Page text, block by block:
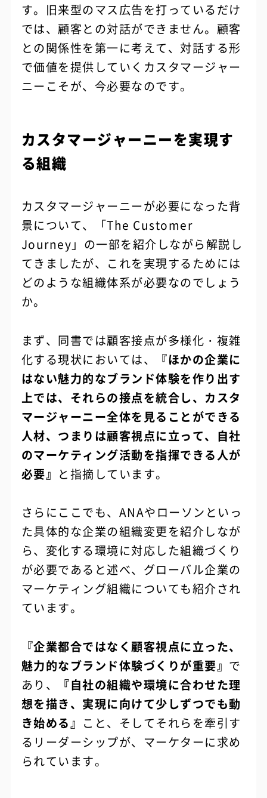
す。旧来型のマス広告を打っているだけ
では、顧客との対話ができません。顧客
との関係性を第一に考えて、対話する形
で価値を提供していくカスタマージャー
ニーこそが、今必要なのです。
カスタマージャーニーを実現す
る組織
カスタマージャーニーが必要になった背
景について、「The Customer
Journey」の一部を紹介しながら解説し
てきましたが、これを実現するためには
どのような組織体系が必要なのでしょう
か。
まず、同書では顧客接点が多様化・複雑
化する現状においては、
『ほかの企業に
はない魅力的なブランド体験を作り出す
上では、それらの接点を統合し、カスタ
マージャーニー全体を見ることができる
人材、つまりは顧客視点に立って、自社
のマーケティング活動を指揮できる人が
必要』 と指摘しています。
さらにここでも、ANAやローソンといっ
た具体的な企業の組織変更を紹介しなが
ら、変化する環境に対応した組織づくり
が必要であると述べ、グローバル企業の
マーケティング組織についても紹介され
ています。
『企業都合ではなく顧客視点に立った、
魅力的なブランド体験づくりが重要』 で
あり、
『自社の組織や環境に合わせた理
想を描き、実現に向けて少しずつでも動
き始める』 こと、そしてそれらを牽引す
るリーダーシップが、マーケターに求め
られています。